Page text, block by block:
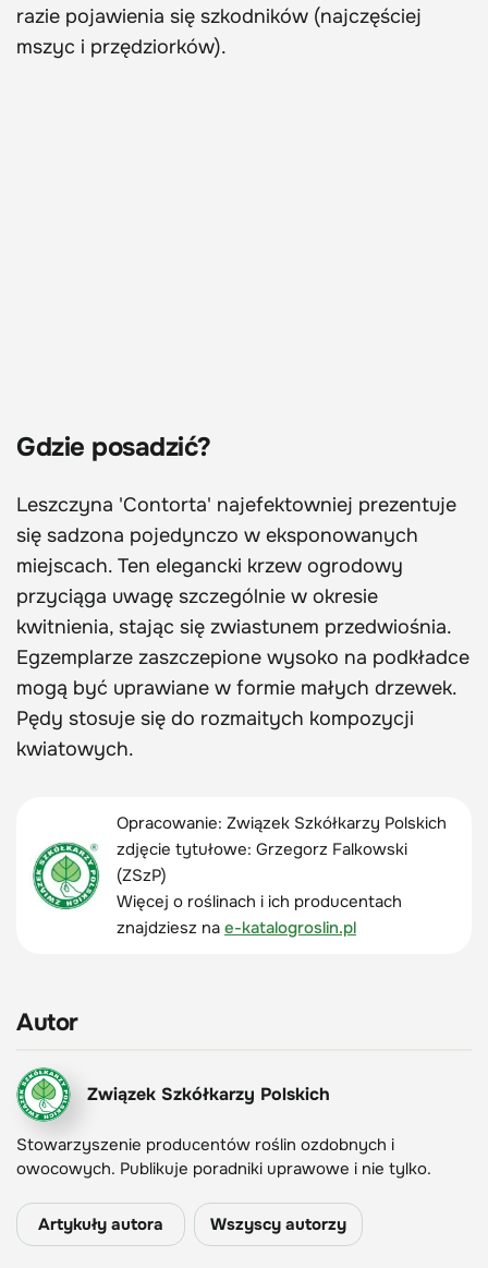
razie pojawienia się szkodników (najczęściej
mszyc i przędziorków).
Gdzie posadzić?
Leszczyna 'Contorta' najefektowniej prezentuje
się sadzona pojedynczo w eksponowanych
miejscach. Ten elegancki krzew ogrodowy
przyciąga uwagę szczególnie w okresie
kwitnienia, stając się zwiastunem przedwiośnia.
Egzemplarze zaszczepione wysoko na podkładce
mogą być uprawiane w formie małych drzewek.
Pędy stosuje się do rozmaitych kompozycji
kwiatowych.
Opracowanie: Związek Szkółkarzy Polskich
zdjęcie tytułowe: Grzegorz Falkowski
(ZSzP)
Więcej o roślinach i ich producentach
znajdziesz na e-katalogroslin.pl
Autor
Związek Szkółkarzy Polskich
Stowarzyszenie producentów roślin ozdobnych i
owocowych. Publikuje poradniki uprawowe i nie tylko.
Artykuły autora Wszyscy autorzy